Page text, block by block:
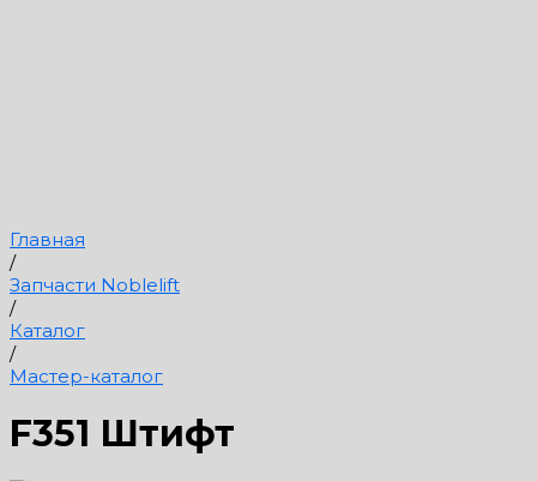
Главная
/
Запчасти Noblelift
/
Каталог
/
Мастер-каталог
F351 Штифт